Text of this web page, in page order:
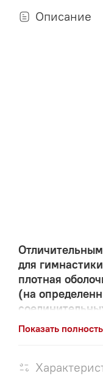
Описание
для
плотная
(на
повышенной
производит
Показать